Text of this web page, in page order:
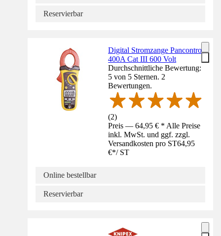
Reservierbar
Digital Stromzange Pancontrol
400A Cat III 600 Volt
Durchschnittliche Bewertung:
5 von 5 Sternen. 2
Bewertungen.
(2)
Preis — 64,95 € * Alle Preise
inkl. MwSt. und ggf. zzgl.
Versandkosten pro ST64,95
€*/ ST
Online bestellbar
Reservierbar